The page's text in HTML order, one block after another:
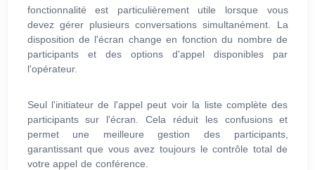
fonctionnalité est particulièrement utile lorsque vous
devez gérer plusieurs conversations simultanément. La
disposition de l'écran change en fonction du nombre de
participants et des options d'appel disponibles par
l'opérateur.
Seul l'initiateur de l'appel peut voir la liste complète des
participants sur l'écran. Cela réduit les confusions et
permet une meilleure gestion des participants,
garantissant que vous avez toujours le contrôle total de
votre appel de conférence.